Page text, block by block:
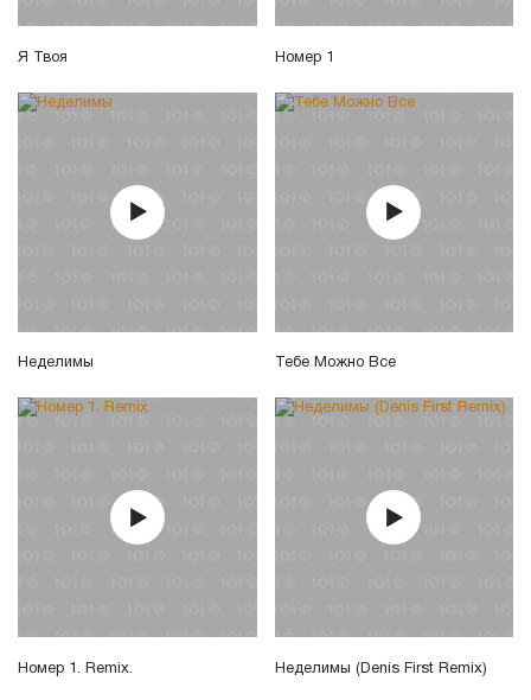
Я Твоя Номер 1
Неделимы Тебе Можно Все
Номер 1. Remix. Неделимы (Denis First Remix)